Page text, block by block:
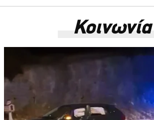
Κοινωνία